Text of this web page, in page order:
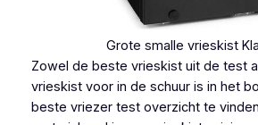
Grote smalle vrieskist
Zowel de beste vrieskist uit de test
vrieskist voor in de schuur is in het
beste vriezer test overzicht te